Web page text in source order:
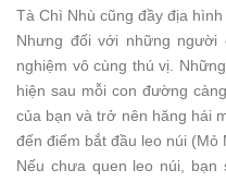
Tà Chì Nhù cũng đầy địa
Nhưng đối với những
nghiệm vô cùng thú vị.
hiện sau mỗi con đường
của bạn và trở nên hăng hái
đến điểm bắt đầu leo ​​núi (Mỏ
Nếu chưa quen leo núi,